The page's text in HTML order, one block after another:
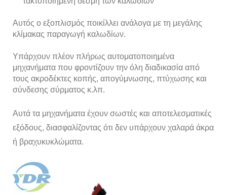
Αυτός ο εξοπλισμός ποικίλλει ανάλογα με τη μεγάλης
κλίμακας παραγωγή καλωδίων.
Υπάρχουν πλέον πλήρως αυτοματοποιημένα
μηχανήματα που φροντίζουν την όλη διαδικασία από
τους ακροδέκτες κοπής, απογύμνωσης, πτύχωσης και
σύνδεσης σύρματος κ.λπ.
Αυτά τα μηχανήματα έχουν σωστές και αποτελεσματικές
εξόδους, διασφαλίζοντας ότι δεν υπάρχουν χαλαρά άκρα
ή βραχυκυκλώματα.